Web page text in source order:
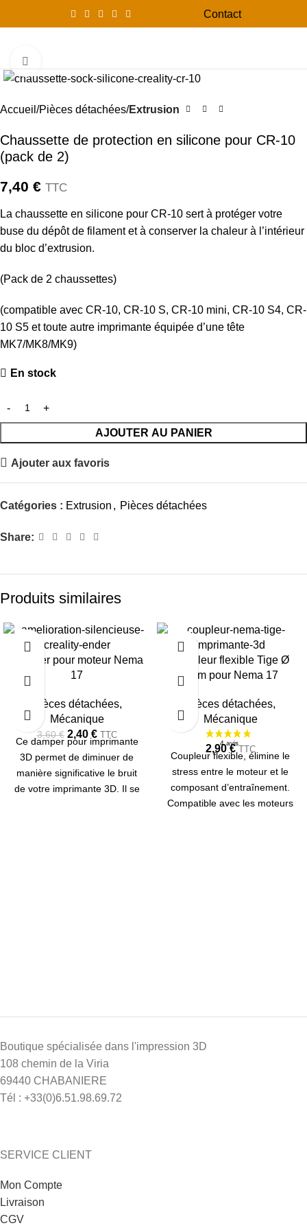
Contact
Accueil Pièces détachées Extrusion
Chaussette de protection en silicone pour CR-10
(pack de 2)
7,40 € TTC
La chaussette en silicone pour CR-10 sert à protéger votre
buse du dépôt de filament et à conserver la chaleur à l’intérieur
du bloc d’extrusion.
(Pack de 2 chaussettes)
(compatible avec CR-10, CR-10 S, CR-10 mini, CR-10 S4, CR-
10 S5 et toute autre imprimante équipée d’une tête
MK7/MK8/MK9)
En stock
AJOUTER AU PANIER
Ajouter aux favoris
Catégories : Extrusion , Pièces détachées
Share:
Produits similaires
-33%
Damper pour moteur Nema
17
Pièces détachées,
Mécanique
3,60€ 2,40 € TTC
Ce damper pour imprimante
3D permet de diminuer de
manière significative le bruit
de votre imprimante 3D. Il se
Coupleur flexible Tige Ø
8mm pour Nema 17
Pièces détachées,
Mécanique
2,90€ TTC
Coupleur flexible, élimine le
stress entre le moteur et le
composant d’entraînement.
Compatible avec les moteurs
Boutique spécialisée dans l'impression 3D
108 chemin de la Viria
69440 CHABANIERE
Tél : +33(0)6.51.98.69.72
SERVICE CLIENT
Mon Compte
Livraison
CGV